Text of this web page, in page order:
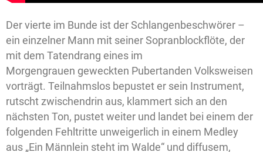
Der vierte im Bunde ist der Schlangenbeschwörer –
ein einzelner Mann mit seiner Sopranblockflöte, der
mit dem Tatendrang eines im
Morgengrauen geweckten Pubertanden Volksweisen
vorträgt. Teilnahmslos bepustet er sein Instrument,
rutscht zwischendrin aus, klammert sich an den
nächsten Ton, pustet weiter und landet bei einem der
folgenden Fehltritte unweigerlich in einem Medley
aus „Ein Männlein steht im Walde“ und diffusem,